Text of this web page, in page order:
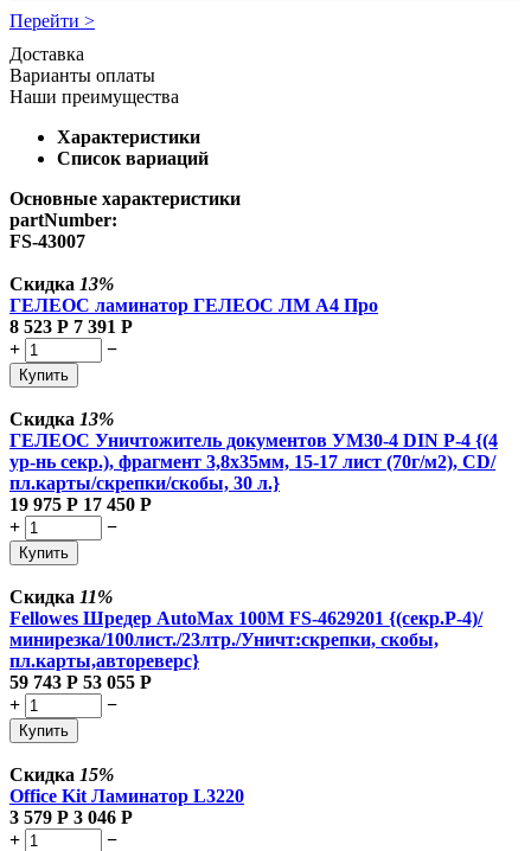
Перейти >
Доставка
Варианты оплаты
Наши преимущества
Характеристики
Список вариаций
Основные характеристики
partNumber:
FS-43007
Скидка 13%
ГЕЛЕОС ламинатор ГЕЛЕОС ЛМ A4 Про
8 523 Р 7 391 Р
+
−
Купить
Скидка 13%
ГЕЛЕОС Уничтожитель документов УМ30-4 DIN P-4 {(4
ур-нь секр.), фрагмент 3,8х35мм, 15-17 лист (70г/м2), CD/
пл.карты/скрепки/скобы, 30 л.}
19 975 Р 17 450 Р
+
−
Купить
Скидка 11%
Fellowes Шредер AutoMax 100M FS-4629201 {(секр.P-4)/
минирезка/100лист./23лтр./Уничт:скрепки, скобы,
пл.карты,автореверс}
59 743 Р 53 055 Р
+
−
Купить
Скидка 15%
Office Kit Ламинатор L3220
3 579 Р 3 046 Р
+
−